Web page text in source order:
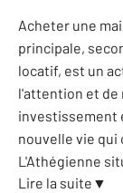
Acheter une
principale,
locatif, est un
l'attention et de
investissement
nouvelle vie qui
L'Athégienne
Lire la suite ▼